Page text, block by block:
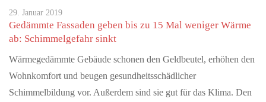
29. Januar 2019
Gedämmte Fassaden geben bis zu 15 Mal weniger Wärme
ab: Schimmelgefahr sinkt
Wärmegedämmte Gebäude schonen den Geldbeutel, erhöhen den
Wohnkomfort und beugen gesundheitsschädlicher
Schimmelbildung vor. Außerdem sind sie gut für das Klima. Den